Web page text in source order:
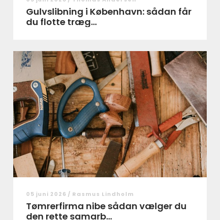
Gulvslibning i København: sådan får
du flotte træg...
05 juni 2026 / Rasmus Lindholm
Tømrerfirma nibe sådan vælger du
den rette samarb...